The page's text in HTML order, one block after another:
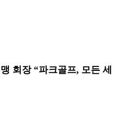
회장 “파크골프, 모든 세